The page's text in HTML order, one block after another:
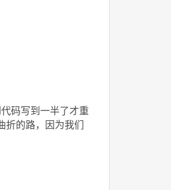
码写到一半了才重
的路，因为我们